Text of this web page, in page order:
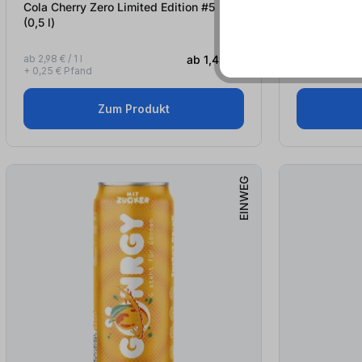
Cola Cherry Zero Limited Edition #5
(0,5 l)
ab 2,98 € / 1 l
+ 0,25 € Pfand
ab 1,49 €*
Zum Produkt
EINWEG